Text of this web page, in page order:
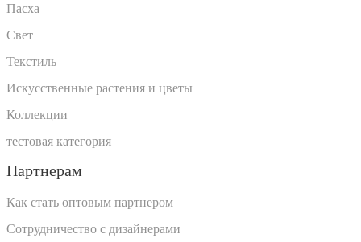
Пасха
Свет
Текстиль
Искусственные растения и цветы
Коллекции
тестовая категория
Партнерам
Как стать оптовым партнером
Сотрудничество с дизайнерами